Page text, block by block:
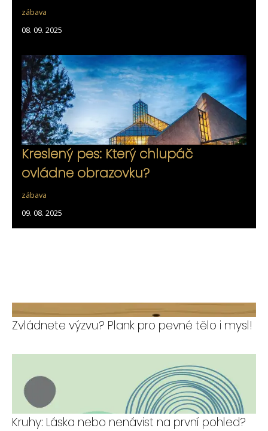
zábava
08. 09. 2025
Kreslený pes: Který chlupáč
ovládne obrazovku?
zábava
09. 08. 2025
Zvládnete výzvu? Plank pro pevné tělo i mysl!
Kruhy: Láska nebo nenávist na první pohled?